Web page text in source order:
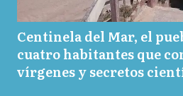
Centinela del Mar, el
cuatro habitantes que
vírgenes y secretos